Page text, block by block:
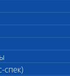
спек)